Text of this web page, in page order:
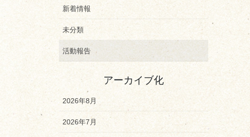
新着情報
未分類
活動報告
アーカイブ化
2026年8月
2026年7月